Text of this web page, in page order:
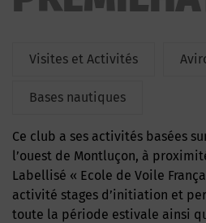
Visites et Activités
Bases nautiques
Ce club a ses activités basées sur l’étang de Sault à
l’ouest de Montluçon, à
Labellisé « Ecole de Voile
activité stages d’initiation et
toute la période estivale ainsi